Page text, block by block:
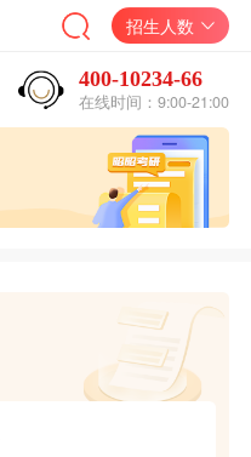
招生人数
400-10234-66
在线时间：9:00-21:00